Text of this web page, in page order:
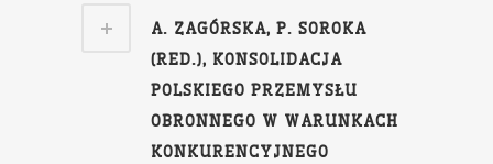
A. ZAGÓRSKA, P. SOROKA
(RED.), KONSOLIDACJA
POLSKIEGO PRZEMYSŁU
OBRONNEGO W WARUNKACH
KONKURENCYJNEGO